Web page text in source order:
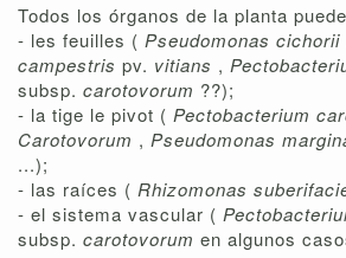
Todos los órganos de la planta
- les feuilles ( Pseudomonas cichorii
campestris pv. vitians ,
subsp. carotovorum ??);
- la tige le pivot ( Pectobacterium
Carotovorum , Pseudomonas
...);
- las raíces ( Rhizomonas
- el sistema vascular (
subsp. carotovorum en algunos